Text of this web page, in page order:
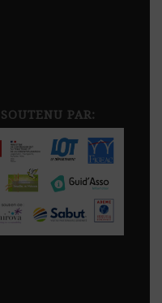
PAR: